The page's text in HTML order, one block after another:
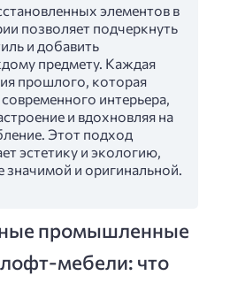
элементов в
позволяет подчеркнуть
и добавить
предмету. Каждая
прошлого, которая
интерьера,
и вдохновляя на
Этот подход
эстетику и экологию,
значимой и оригинальной.
промышленные
мебели: что